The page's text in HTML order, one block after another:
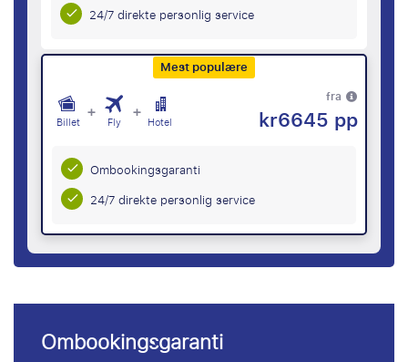
24/7 direkte personlig service
Mest populære
Billet + Fly + Hotel
fra
kr6645 pp
Ombookingsgaranti
24/7 direkte personlig service
Ombookingsgaranti